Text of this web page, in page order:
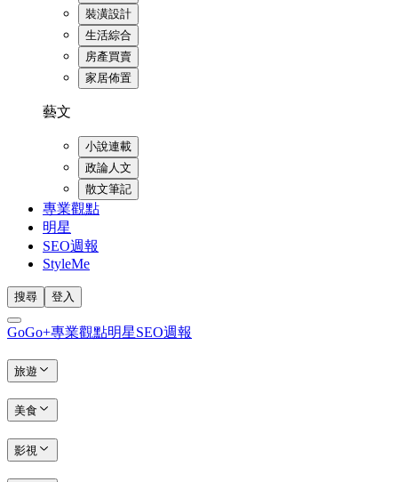
裝潢設計
生活綜合
房產買賣
家居佈置
藝文
小說連載
政論人文
散文筆記
專業觀點
明星
SEO週報
StyleMe
搜尋 登入
GoGo+專業觀點明星SEO週報
旅遊
美食
影視